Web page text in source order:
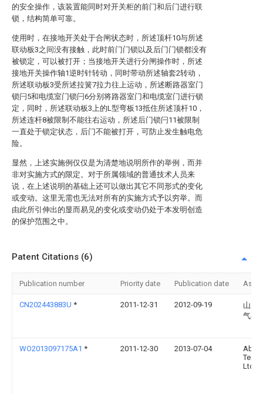
的安全操作，该装置能同时对开关柜的前门和后门进行联
锁，结构简单可靠。
使用时，在接地开关处于合闸状态时，所述顶杆10与所述
联动板3之间没有接触，此时前门门锁以及后门门锁都没有
被锁定，可以被打开；当接地开关进行分闸操作时，所述
接地开关操作轴1逆时针转动，同时带动所述轴套2转动，
所述联动板3受所述拉簧7拉力往上运动，所述断路器室门
锁闩5和电缆室门锁闩6分别将路器室门和电缆室门进行锁
定，同时，所述联动板3上的L型弯板13抵住所述顶杆10，
所述连杆8被限制不能往右运动，所述后门锁闩11被限制
一直处于锁定状态，后门不能被打开，可防止发生触电危
险。
显然，上述实施例仅仅是为清楚地说明所作的举例，而并
非对实施方式的限定。对于所属领域的普通技术人员来
说，在上述说明的基础上还可以做出其它不同形式的变化
或变动。这里无需也无法对所有的实施方式予以穷举。而
由此所引伸出的显而易见的变化或变动仍处于本发明创造
的保护范围之中。
Patent Citations (6)
Publication number Priority date Publication date
CN202443883U * 2011-12-31 2012-09-19
山东
气有
WO2013097175A1 * 2011-12-30 2013-07-04
Abb
Ltd.